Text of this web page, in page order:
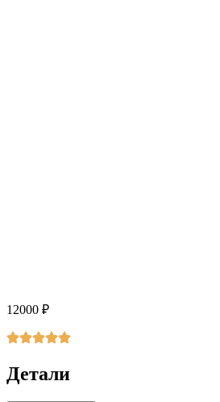
12000 ₽
Детали